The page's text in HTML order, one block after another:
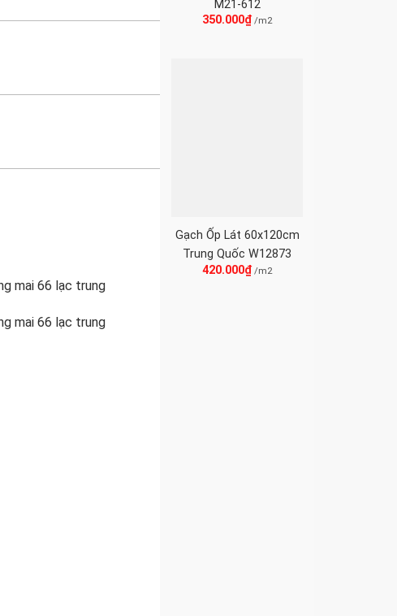
M21-612
350.000₫ /m2
Gạch Ốp Lát 60x120cm
Trung Quốc W12873
420.000₫/m2